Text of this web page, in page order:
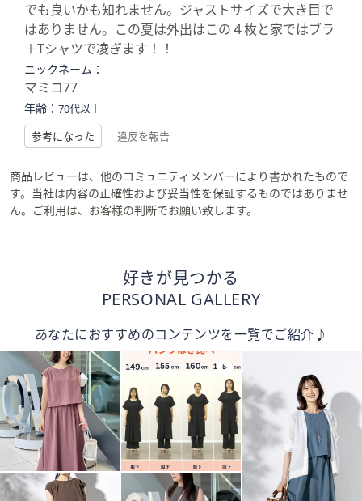
でも良いかも知れません。ジャストサイズで大き目で
はありません。この夏は外出はこの４枚と家ではブラ
＋Tシャツで凌ぎます！！
ニックネーム：
マミコ77
年齢： 70代以上
参考になった
| 違反を報告
商品レビューは、他のコミュニティメンバーにより書かれたもので
す。当社は内容の正確性および妥当性を保証するものではありませ
ん。ご利用は、お客様の判断でお願い致します。
好きが見つかる
PERSONAL GALLERY
あなたにおすすめのコンテンツを一覧でご紹介♪